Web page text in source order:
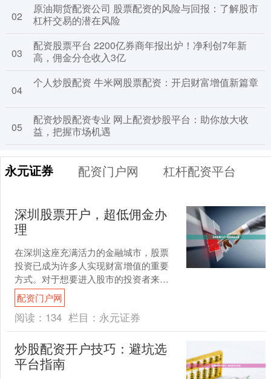
02
原油期货配资公司 股票配资的风险与回报：了解股市
杠杆交易的潜在风险
03
配资股票平台 2200亿券商年报出炉！净利创7年新
高，佣金分仓收入3亿
04
个人炒股配资 牛米网股票配资：开启财富增值新篇章
05
配资炒股配资专业 网上配资炒股平台：助你放大收
益，把握市场机遇
永元证券 配资门户网 杠杆配资平台
深圳股票开户，超低佣金办
理
在深圳这座充满活力的金融城市，股票
投资已成为许多人实现财富增值的重要
方式。对于想要进入股市的投资者来
说，第一步就是开立一个合适的股票账
户。本文将详细介绍深圳股票....
配资门户网
阅读： 134 栏目： 永元证券
炒股配资开户技巧：避坑选
平台指南